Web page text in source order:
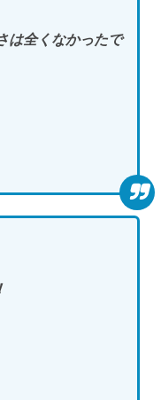
は全くなかったで